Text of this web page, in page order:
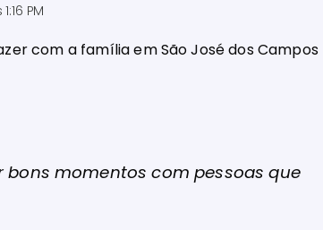
PM
bons momentos com pessoas que